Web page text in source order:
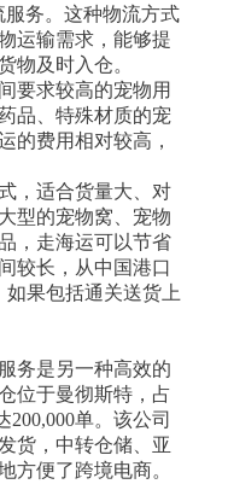
务。这种物流方式
运输需求，能够提
物及时入仓。
要求较高的宠物用
品、特殊材质的宠
的费用相对较高，
，适合货量大、对
型的宠物窝、宠物
，走海运可以节省
较长，从中国港口
果包括通关送货上
务是另一种高效的
位于曼彻斯特，占
单。该公司
货，中转仓储、亚
方便了跨境电商。